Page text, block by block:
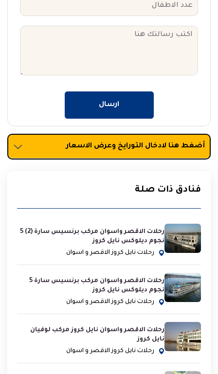
أضغط هنا لادخال التورايخ وعرض الاسعار
فنادق ذات صلة
رحلات الاقصر واسوان مركب برنسيس سارة (2) 5
نجوم ديلوكس نايل كروز
رحلات نايل كروز الاقصر و اسوان
رحلات الاقصر واسوان مركب برنسيس سارة 5
نجوم ديلوكس نايل كروز
رحلات نايل كروز الاقصر و اسوان
رحلات الاقصر واسوان نايل كروز مركب لوفيان
نايل كروز
رحلات نايل كروز الاقصر و اسوان
ارسال